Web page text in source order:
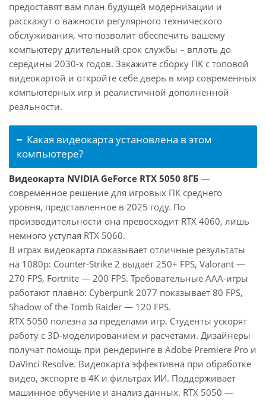
предоставят вам план будущей модернизации и
расскажут о важности регулярного технического
обслуживания, что позволит обеспечить вашему
компьютеру длительный срок службы – вплоть до
середины 2030-х годов. Закажите сборку ПК с топовой
видеокартой и откройте себе дверь в мир современных
компьютерных игр и реалистичной дополненной
реальности.
Какая видеокарта установлена в этом
компьютере?
Видеокарта NVIDIA GeForce RTX 5050 8ГБ —
современное решение для игровых ПК среднего
уровня, представленное в 2025 году. По
производительности она превосходит RTX 4060, лишь
немного уступая RTX 5060.
В играх видеокарта показывает отличные результаты
на 1080p: Counter-Strike 2 выдаёт 250+ FPS, Valorant —
270 FPS, Fortnite — 200 FPS. Требовательные AAA-игры
работают плавно: Cyberpunk 2077 показывает 80 FPS,
Shadow of the Tomb Raider — 120 FPS.
RTX 5050 полезна за пределами игр. Студенты ускорят
работу с 3D-моделированием и расчётами. Дизайнеры
получат помощь при рендеринге в Adobe Premiere Pro и
DaVinci Resolve. Видеокарта эффективна при обработке
видео, экспорте в 4K и фильтрах ИИ. Поддерживает
машинное обучение и анализ данных. RTX 5050 —